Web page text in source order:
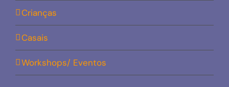
Crianças
Casais
Workshops/ Eventos